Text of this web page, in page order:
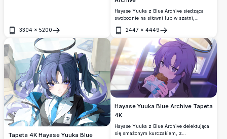
zachwycającą kompozycją wizualną.
3304 × 5200
Otwórz
Hayase Yuuka z Blue Archive siedząca
swobodnie na siłowni lub w szatni,
trzymająca kartonik z napojem.
Przedstawia jej ikoniczne fioletowe włosy,
gwiazdkowy znak na twarzy i fioletowe
oczy w zachwycającej animowanej grafice
4K w wysokiej rozdzielczości.
2447 × 4449
Otwórz
Tapeta 4K Hayase Yuuka Blue
Hayase Yuuka Blue Archive Tapeta
4K
Hayase Yuuka z Blue Archive delektująca
się smażonym kurczakiem, z